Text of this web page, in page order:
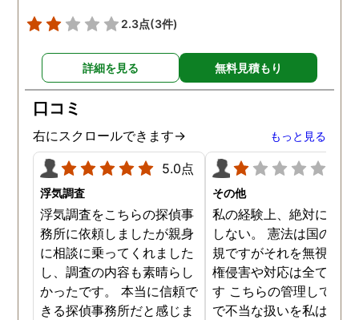
2.3点(3件)
詳細を見る 無料見積もり
口コミ
右にスクロールできます→ もっと見る
5.0点
浮気調査
浮気調査をこちらの探偵事
務所に依頼しましたが親身
に相談に乗ってくれました
し、調査の内容も素晴らし
かったです。 本当に信頼で
きる探偵事務所だと感じま
その他
私の経験上、絶対にお勧
しない。 憲法は国の最
規ですがそれを無視した
権侵害や対応は全て違法
す こちらの管理してい
で不当な扱いを私は受け